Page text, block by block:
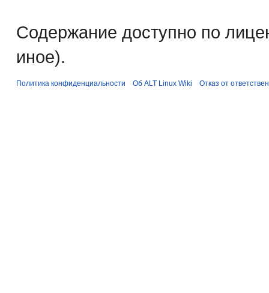
Содержание доступно по
иное).
Политика конфиденциальности Об ALT Linux Wiki Отказ от